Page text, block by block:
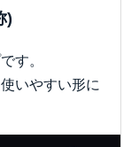
)
す。
いやすい形に